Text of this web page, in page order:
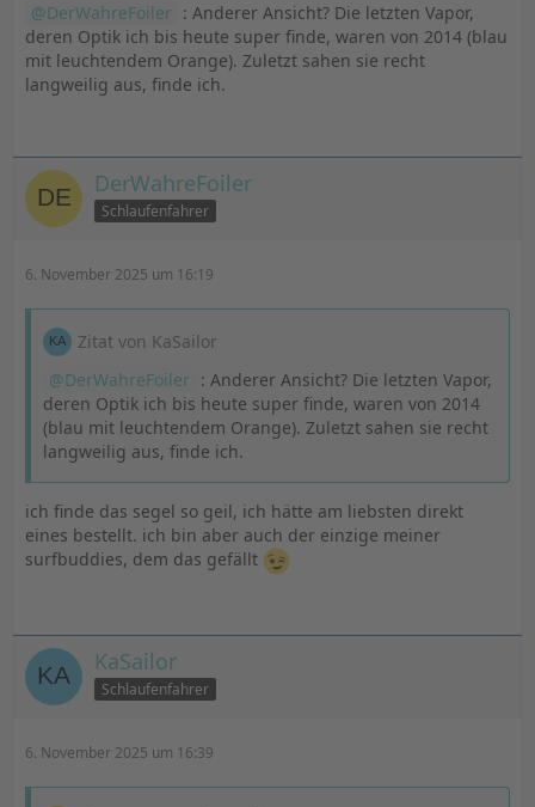
DerWahreFoiler : Anderer Ansicht? Die letzten Vapor,
deren Optik ich bis heute super finde, waren von 2014 (blau
mit leuchtendem Orange). Zuletzt sahen sie recht
langweilig aus, finde ich.
DerWahreFoiler
Schlaufenfahrer
6. November 2025 um 16:19
Zitat von KaSailor
DerWahreFoiler : Anderer Ansicht? Die letzten Vapor,
deren Optik ich bis heute super finde, waren von 2014
(blau mit leuchtendem Orange). Zuletzt sahen sie recht
langweilig aus, finde ich.
ich finde das segel so geil, ich hätte am liebsten direkt
eines bestellt. ich bin aber auch der einzige meiner
surfbuddies, dem das gefällt
KaSailor
Schlaufenfahrer
6. November 2025 um 16:39